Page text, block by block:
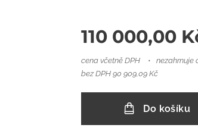
110 000,00
cena včetně DPH
nezahrnuje
bez DPH 90 909,09 Kč
Do košíku